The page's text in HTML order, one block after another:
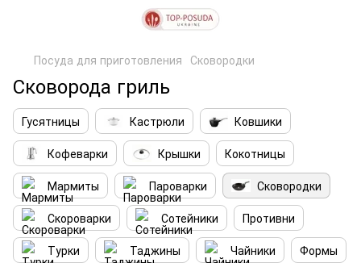
Посуда для приготовления Сковородки
Сковорода гриль
Гусятницы Кастрюли
Ковшики
Кофеварки
Крышки
Кокотницы
Мармиты
Пароварки
Сковородки
Скороварки
Сотейники
Противни
Турки
Таджины Чайники
Формы